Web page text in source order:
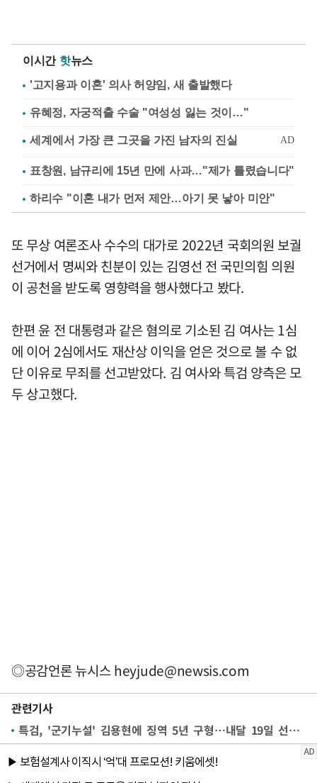
이시간 핫뉴스
'고지용과 이혼' 의사 허양임, 새 출발했다
유혜정, 자궁적출 수술 "여성성 잃는 것이…"
표창원, 남규리에 15년 만에 사과…"제가 틀렸습니다"
하리수 "이혼 내가 먼저 제안…아기 못 낳아 미안"
또 무상 여론조사 수수의 대가로 2022년 국회의원 보궐
선거에서 명씨와 친분이 있는 김영선 전 국민의힘 의원
이 공천을 받도록 영향력을 행사했다고 봤다.
한편 윤 전 대통령과 같은 혐의로 기소된 김 여사는 1심
에 이어 2심에서도 재산상 이익을 얻은 것으로 볼 수 없
단 이유로 무죄를 선고받았다. 김 여사와 특검 양측은 모
두 상고했다.
◎공감언론 뉴시스heyjude@newsis.com
관련기사
특검, '군기누설' 김용현에 징역 5년 구형…내달 19일 선고(종합)